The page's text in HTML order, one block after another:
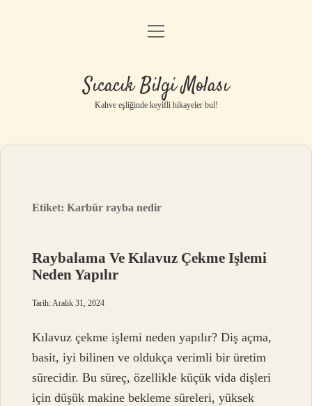
Anasayfa
Yasal Uyarı
menüyü
Sıcacık Bilgi Molası
Kahve eşliğinde keyifli hikayeler bul!
Etiket:Karbür rayba nedir
Raybalama Ve Kılavuz Çekme Işlemi
Neden Yapılır
Tarih: Aralık 31, 2024
Kılavuz çekme işlemi neden yapılır? Diş açma,
basit, iyi bilinen ve oldukça verimli bir üretim
sürecidir. Bu süreç, özellikle küçük vida dişleri
için düşük makine bekleme süreleri, yüksek